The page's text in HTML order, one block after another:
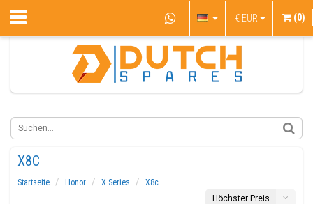
€ EUR (0)
X8C
Startseite Honor X Series
X8c
Höchster Preis